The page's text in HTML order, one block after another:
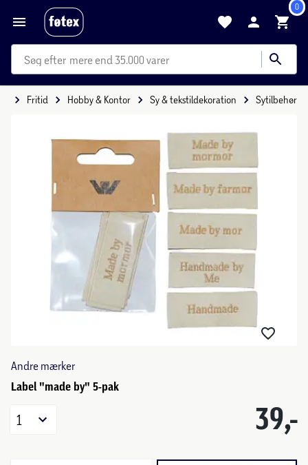
0
mere end 35.000 varer
Fritid Hobby & Kontor Sy & tekstildekoration Sytilbehør
Andre mærker
Label "made by" 5-pak
39,-
1